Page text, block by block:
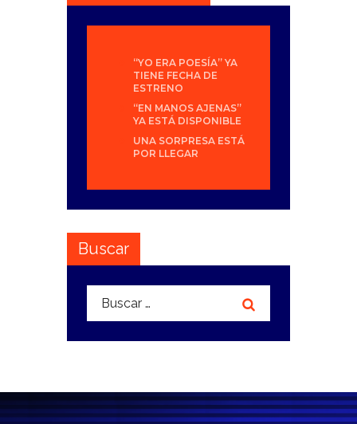
“YO ERA POESÍA” YA
TIENE FECHA DE
ESTRENO
“EN MANOS AJENAS”
YA ESTÁ DISPONIBLE
UNA SORPRESA ESTÁ
POR LLEGAR
Buscar
Buscar: